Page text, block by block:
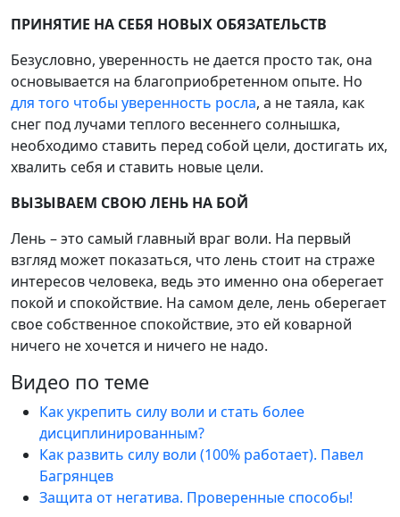
ПРИНЯТИЕ НА СЕБЯ НОВЫХ ОБЯЗАТЕЛЬСТВ
Безусловно, уверенность не дается просто так, она
основывается на благоприобретенном опыте. Но
для того чтобы уверенность росла, а не таяла, как
снег под лучами теплого весеннего солнышка,
необходимо ставить перед собой цели, достигать их,
хвалить себя и ставить новые цели.
ВЫЗЫВАЕМ СВОЮ ЛЕНЬ НА БОЙ
Лень – это самый главный враг воли. На первый
взгляд может показаться, что лень стоит на страже
интересов человека, ведь это именно она оберегает
покой и спокойствие. На самом деле, лень оберегает
свое собственное спокойствие, это ей коварной
ничего не хочется и ничего не надо.
Видео по теме
Как укрепить силу воли и стать более
дисциплинированным?
Как развить силу воли (100% работает). Павел
Багрянцев
Защита от негатива. Проверенные способы!